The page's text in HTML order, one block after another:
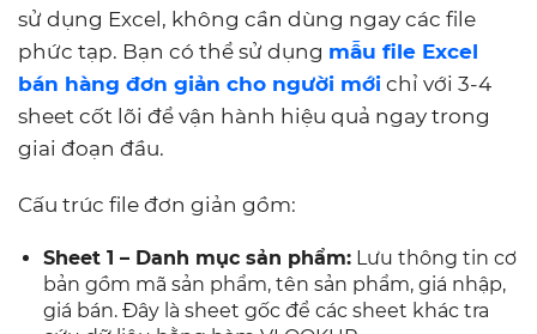
sử dụng Excel, không cần dùng ngay các file
phức tạp. Bạn có thể sử dụng mẫu file Excel
bán hàng đơn giản cho người mới chỉ với 3-4
sheet cốt lõi để vận hành hiệu quả ngay trong
giai đoạn đầu.
Cấu trúc file đơn giản gồm:
Sheet 1 – Danh mục sản phẩm: Lưu thông tin cơ
bản gồm mã sản phẩm, tên sản phẩm, giá nhập,
giá bán. Đây là sheet gốc để các sheet khác tra